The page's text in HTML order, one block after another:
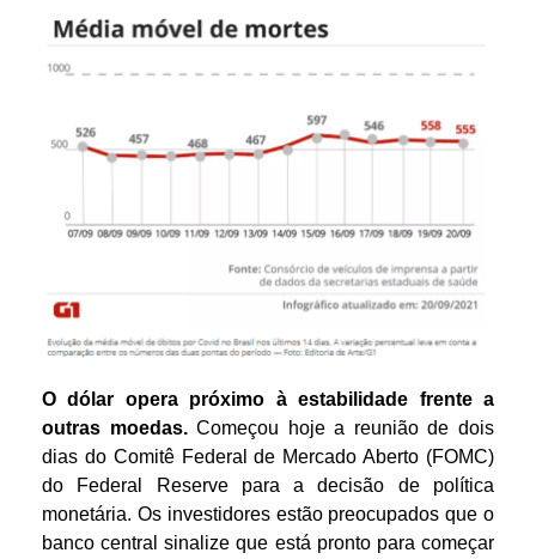
O dólar opera próximo à estabilidade frente a
outras moedas.Começou hoje a reunião de dois
dias do Comitê Federal de Mercado Aberto (FOMC)
do Federal Reserve para a decisão de política
monetária. Os investidores estão preocupados que o
banco central sinalize que está pronto para começar